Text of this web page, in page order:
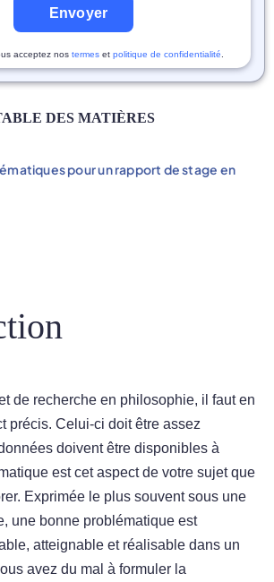
Envoyer
acceptez nos termes et politique de confidentialité
DES MATIÈRES
pour un rapport de stage en
de recherche en philosophie, il faut en
précis. Celui-ci doit être assez
doivent être disponibles à
est cet aspect de votre sujet que
Exprimée le plus souvent sous une
une bonne problématique est
atteignable et réalisable dans un
avez du mal à formuler la